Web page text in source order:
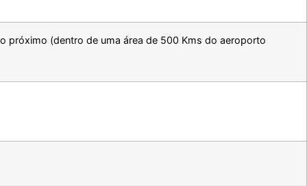
próximo (dentro de uma área de 500 Kms do aeroporto